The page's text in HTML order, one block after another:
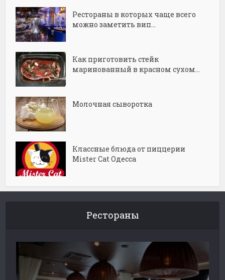
Рестораны в которых чаще всего
можно заметить вип...
Как приготовить стейк
маринованный в красном сухом...
Молочная сыворотка
Классные блюда от пиццерии
Mister Cat Одесса
Рестораны